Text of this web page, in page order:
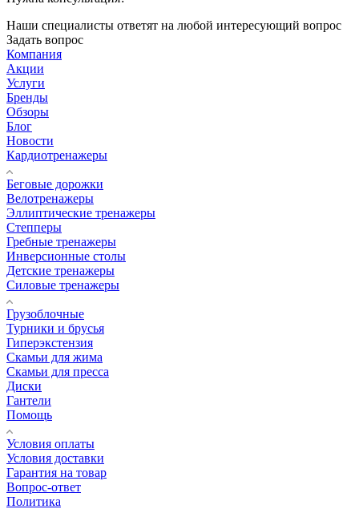
Наши специалисты ответят на любой интересующий вопрос
Задать вопрос
Компания
Акции
Услуги
Бренды
Обзоры
Блог
Новости
Кардиотренажеры
Беговые дорожки
Велотренажеры
Эллиптические тренажеры
Степперы
Гребные тренажеры
Инверсионные столы
Детские тренажеры
Силовые тренажеры
Грузоблочные
Турники и брусья
Гиперэкстензия
Скамьи для жима
Скамьи для пресса
Диски
Гантели
Помощь
Условия оплаты
Условия доставки
Гарантия на товар
Вопрос-ответ
Политика